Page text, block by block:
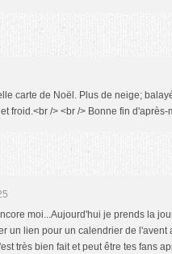
carte de Noël. Plus de neige;
froid.<br /> <br /> Bonne fin
moi...Aujourd'hui je prends la
un lien pour un calendrier de
très bien fait et peut être tes fans